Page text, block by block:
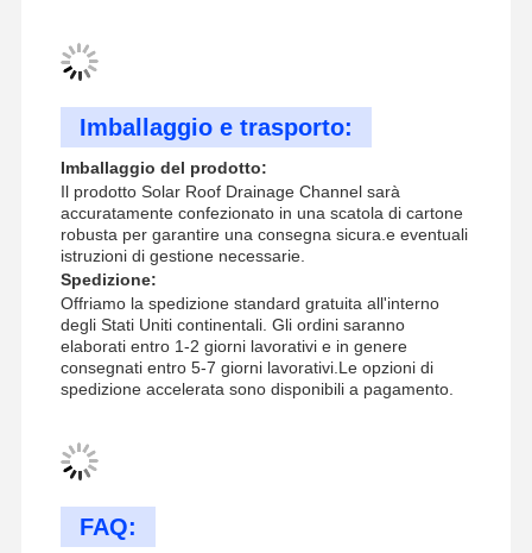
Imballaggio e trasporto:
Imballaggio del prodotto:
Il prodotto Solar Roof Drainage Channel sarà
accuratamente confezionato in una scatola di cartone
robusta per garantire una consegna sicura.e eventuali
istruzioni di gestione necessarie.
Spedizione:
Offriamo la spedizione standard gratuita all'interno
degli Stati Uniti continentali. Gli ordini saranno
elaborati entro 1-2 giorni lavorativi e in genere
consegnati entro 5-7 giorni lavorativi.Le opzioni di
spedizione accelerata sono disponibili a pagamento.
FAQ: